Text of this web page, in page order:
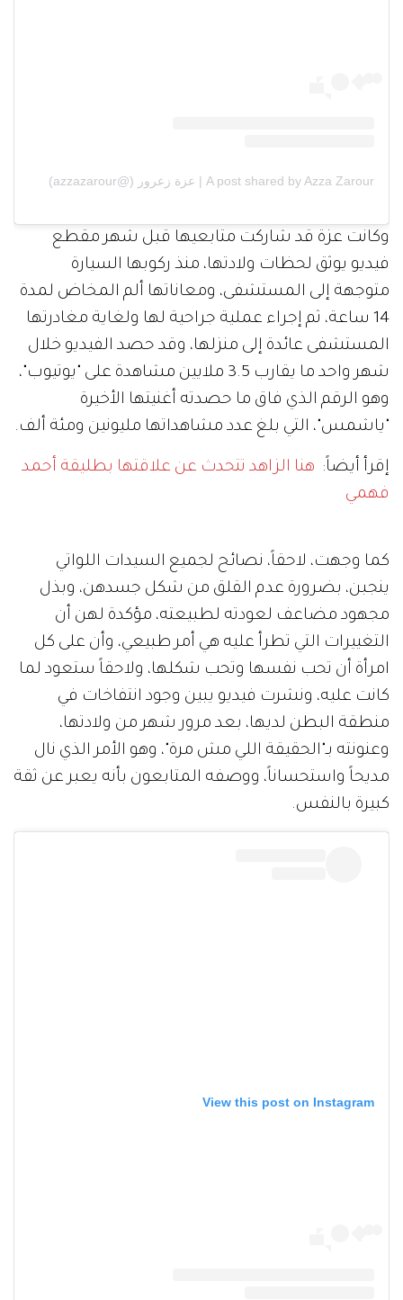
A post shared by Azza Zarour | عزة زعرور (@azzazarour)
وكانت عزة قد شاركت متابعيها قبل شهر مقطع
فيديو يوثق لحظات ولادتها، منذ ركوبها السيارة
متوجهة إلى المستشفى، ومعاناتها ألم المخاض لمدة
14 ساعة، ثم إجراء عملية جراحية لها ولغاية مغادرتها
المستشفى عائدة إلى منزلها، وقد حصد الفيديو خلال
شهر واحد ما يقارب 3.5 ملايين مشاهدة على "يوتيوب"،
وهو الرقم الذي فاق ما حصدته أغنيتها الأخيرة
"ياشمس"، التي بلغ عدد مشاهداتها مليونين ومئة ألف.
إقرأ أيضاً: هنا الزاهد تتحدث عن علاقتها بطليقة أحمد
فهمي
كما وجهت، لاحقاً، نصائح لجميع السيدات اللواتي
ينجبن، بضرورة عدم القلق من شكل جسدهن، وبذل
مجهود مضاعف لعودته لطبيعته، مؤكدة لهن أن
التغييرات التي تطرأ عليه هي أمر طبيعي، وأن على كل
امرأة أن تحب نفسها وتحب شكلها، ولاحقاً ستعود لما
كانت عليه، ونشرت فيديو يبين وجود انتفاخات في
منطقة البطن لديها، بعد مرور شهر من ولادتها،
وعنونته بـ"الحقيقة اللي مش مرة"، وهو الأمر الذي نال
مديحاً واستحساناً، ووصفه المتابعون بأنه يعبر عن ثقة
كبيرة بالنفس.
View this post on Instagram